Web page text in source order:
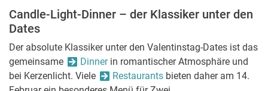
Candle-Light-Dinner – der Klassiker unter den
Dates
Der absolute Klassiker unter den Valentinstag-Dates ist das
gemeinsame
Dinnerin romantischer Atmosphäre und
bei Kerzenlicht. Viele
Restaurants bieten daher am 14.